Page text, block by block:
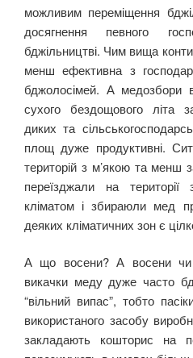
можливим переміщення
досягнення певного
бджільництві. Чим вища
менш ефективна з
бджолосімей. А медозбори
сухого бездощового літа
диких та
площ дуже продуктивні.
територій з м’якою та менш
переїзджали на
кліматом і збираюли мед
деяких кліматичних зон є
А що восени? А восени чи
викачки меду дуже часто
“вільний випас”, тобто
використаного засобу
закладають кошторис на